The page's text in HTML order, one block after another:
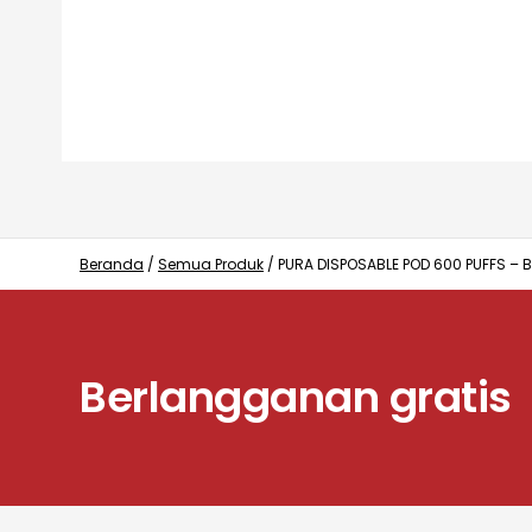
Beranda / Semua Produk / PURA DISPOSABLE POD 600 PUFFS –
Berlangganan gratis